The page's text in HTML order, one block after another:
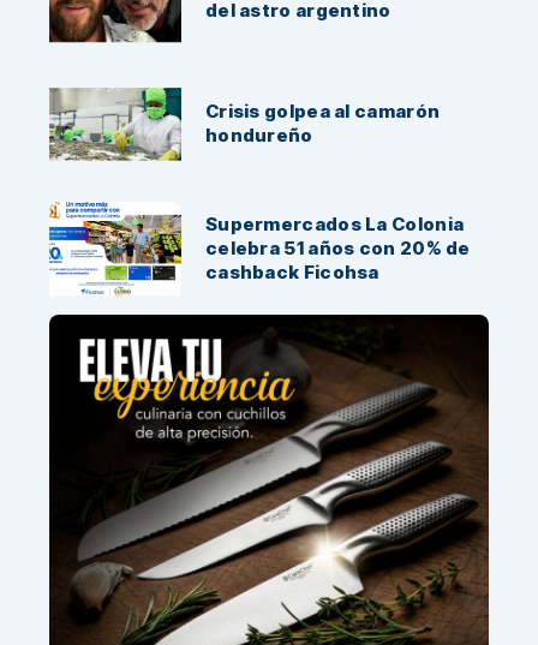
del astro argentino
Crisis golpea al camarón
hondureño
Supermercados La Colonia
celebra 51 años con 20% de
cashback Ficohsa